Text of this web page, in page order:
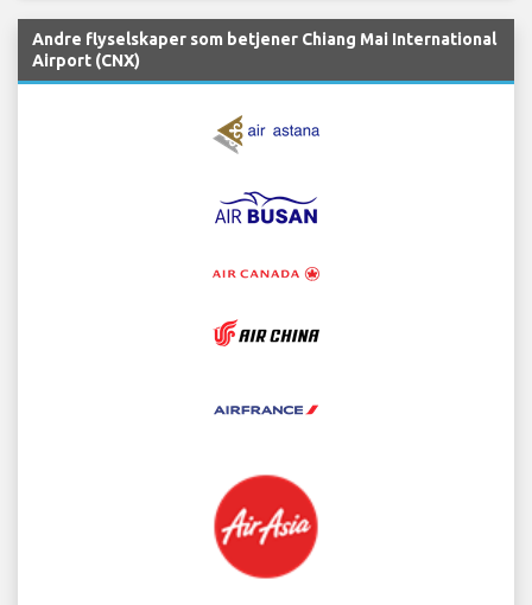
Andre flyselskaper som betjener Chiang Mai International
Airport (CNX)